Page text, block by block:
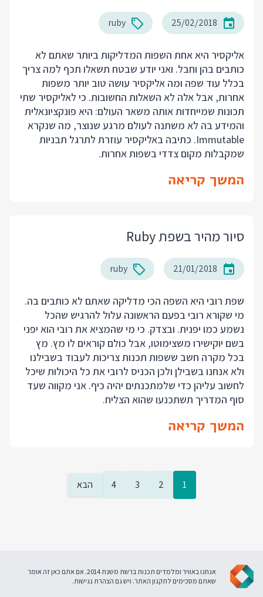
25/02/2018
ruby
אליקסיר היא אחת השפות המדליקות ביותר שאתם לא
כותבים בהן וחבל. ואני יודע שבטח תשאלו תכף למה צריך
בכלל עוד שפה ומה אליקסיר עושה טוב יותר משפות
אחרות, אבל אלה לא השאלות החשובות. כי לאליקסיר שתי
תכונות שמייחדות אותה משאר העולם: היא פונקציונאלית
והמידע בה לא משתנה לעולם מרגע שנוצר, מה שנקרא
Immutable. כתיבה באליקסיר עוזרת לתרגל תבניות
שמקבלות מקום צדדי בשפות אחרות.
המשך קריאה
סיור מהיר בשפת Ruby
21/01/2018
ruby
שפת רובי היא השפה הכי מדליקה שאתם לא כותבים בה.
מי שקורא רובי בפעם הראשונה עלול להרגיש שהכל
נשמע כמו יפנית. ובצדק. כי מי שהמציא את רובי הוא יפני
בשם יוקישירו משצימוטו, אבל כולם קוראים לו מץ. מץ
בכל מקרה חשב ששפות תכנות צריכות לעבוד בשבילנו
ולא אנחנו בשבילן ולכן הכניס לרובי את כל היכולות שיכל
לחשוב עליהן כדי שלמתכנתים יהיה כיף. אני מקווה שעד
סוף המדריך תשתכנעו שהוא הצליח.
המשך קריאה
1
2
3
4 הבא
אנחנו באוויר ומלמדים תכנות ברשת משנת 2014. אם אתם כאן זה אומר
שאתם מסכימים לתקנון האתר. ויש גם הצהרת נגישות.